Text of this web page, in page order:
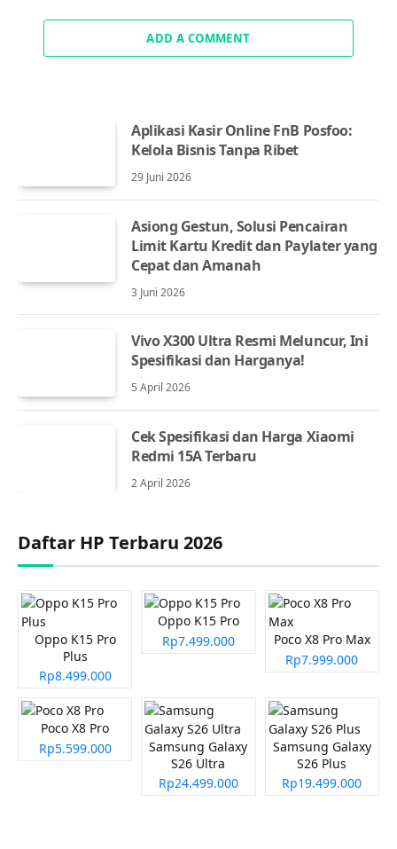
ADD A COMMENT
Aplikasi Kasir Online FnB Posfoo:
Kelola Bisnis Tanpa Ribet
29 Juni 2026
Asiong Gestun, Solusi Pencairan
Limit Kartu Kredit dan Paylater yang
Cepat dan Amanah
3 Juni 2026
Vivo X300 Ultra Resmi Meluncur, Ini
Spesifikasi dan Harganya!
5 April 2026
Cek Spesifikasi dan Harga Xiaomi
Redmi 15A Terbaru
2 April 2026
Daftar HP Terbaru 2026
Oppo K15 Pro
Plus
Rp8.499.000
Oppo K15 Pro
Rp7.499.000
Poco X8 Pro Max
Rp7.999.000
Poco X8 Pro
Rp5.599.000
Samsung Galaxy
S26 Ultra
Rp24.499.000
Samsung Galaxy
S26 Plus
Rp19.499.000